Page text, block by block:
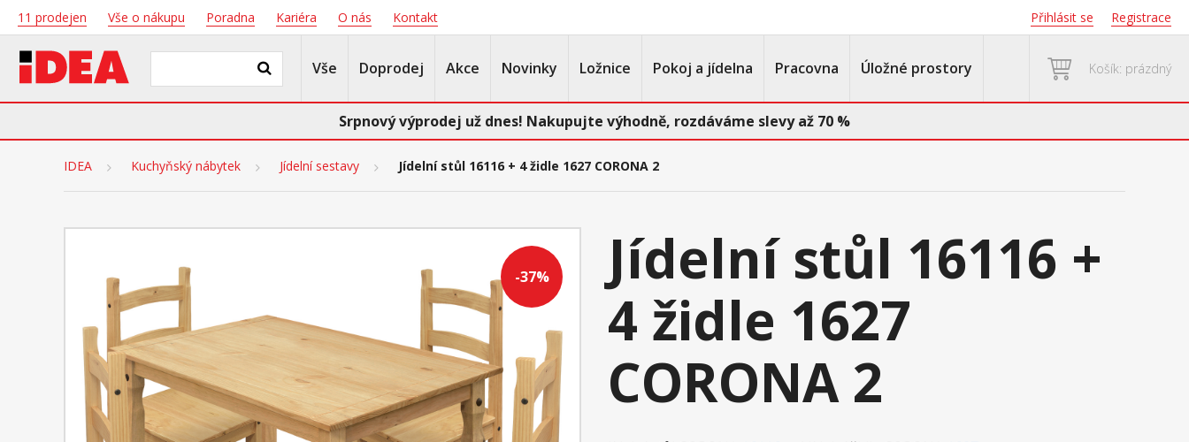
11 prodejen Vše o nákupu Poradna Kariéra O nás Kontakt Přihlásit se Registrace
Vše Doprodej Akce Novinky Ložnice Pokoj a jídelna Pracovna Úložné prostory Košík: prázdný
Srpnový výprodej už dnes! Nakupujte výhodně, rozdáváme slevy až 70 %
IDEA Kuchyňský nábytek Jídelní sestavy Jídelní stůl 16116 + 4 židle 1627 CORONA 2
-37%
Jídelní stůl 16116 +
4 židle 1627
CORONA 2